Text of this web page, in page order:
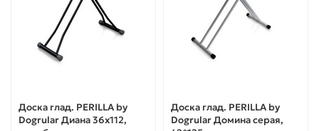
Доска глад. PERILLA by
Dogrular Диана 36х112,
Доска глад. PERILLA by
Dogrular Домина серая,